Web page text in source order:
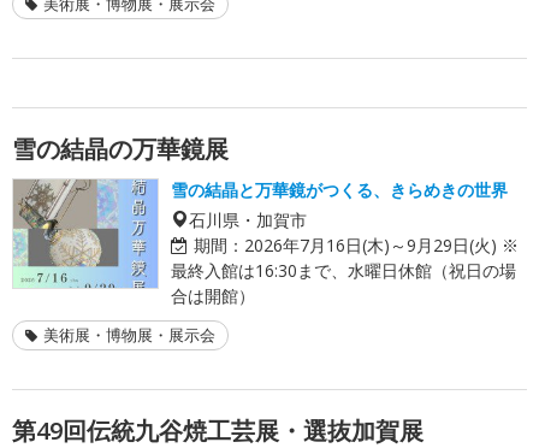
雪の結晶の万華鏡展
雪の結晶と万華鏡がつくる、きらめきの世界
石川県・加賀市
期間： 2026年7月16日(木)～9月29日(火) ※
最終入館は16:30まで、水曜日休館（祝日の場
合は開館）
美術展・博物展・展示会
第49回伝統九谷焼工芸展・選抜加賀展